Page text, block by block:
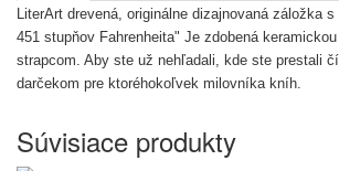
LiterArt drevená, originálne dizajnovaná záložka
451 stupňov Fahrenheita" Je zdobená
strapcom. Aby ste už nehľadali, kde ste prestali
darčekom pre ktoréhokoľvek milovníka kníh.
Súvisiace produkty